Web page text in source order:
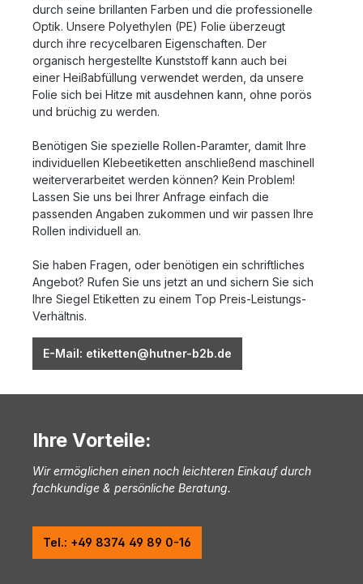
durch seine brillanten Farben und die professionelle
Optik. Unsere Polyethylen (PE) Folie überzeugt
durch ihre recycelbaren Eigenschaften. Der
organisch hergestellte Kunststoff kann auch bei
einer Heißabfüllung verwendet werden, da unsere
Folie sich bei Hitze mit ausdehnen kann, ohne porös
und brüchig zu werden.
Benötigen Sie spezielle Rollen-Paramter, damit Ihre
individuellen Klebeetiketten anschließend maschinell
weiterverarbeitet werden können? Kein Problem!
Lassen Sie uns bei Ihrer Anfrage einfach die
passenden Angaben zukommen und wir passen Ihre
Rollen individuell an.
Sie haben Fragen, oder benötigen ein schriftliches
Angebot? Rufen Sie uns jetzt an und sichern Sie sich
Ihre Siegel Etiketten zu einem Top Preis-Leistungs-
Verhältnis.
E-Mail: etiketten@hutner-b2b.de
Ihre Vorteile:
Wir ermöglichen einen noch leichteren Einkauf durch
fachkundige & persönliche Beratung.
Tel.: +49 8374 49 89 0-16